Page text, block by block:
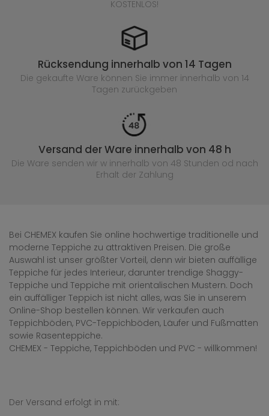
KOSTENLOS!
Rücksendung innerhalb von 14 Tagen
Die gekaufte Ware können Sie immer innerhalb von 14
Tagen zurückgeben
Versand der Ware innerhalb von 48 h
Die Ware senden wir w innerhalb von 48 Stunden od nach
Erhalt der Zahlung
Bei CHEMEX kaufen Sie online hochwertige traditionelle und
moderne Teppiche zu attraktiven Preisen. Die große
Auswahl ist unser größter Vorteil, denn wir bieten auffällige
Teppiche für jedes Interieur, darunter trendige Shaggy-
Teppiche und Teppiche mit orientalischen Mustern. Doch
ein auffälliger Teppich ist nicht alles, was Sie in unserem
Online-Shop bestellen können. Wir verkaufen auch
Teppichböden, PVC-Teppichböden, Läufer und Fußmatten
sowie Rasenteppiche.
CHEMEX - Teppiche, Teppichböden und PVC - willkommen!
Der Versand erfolgt in mit: